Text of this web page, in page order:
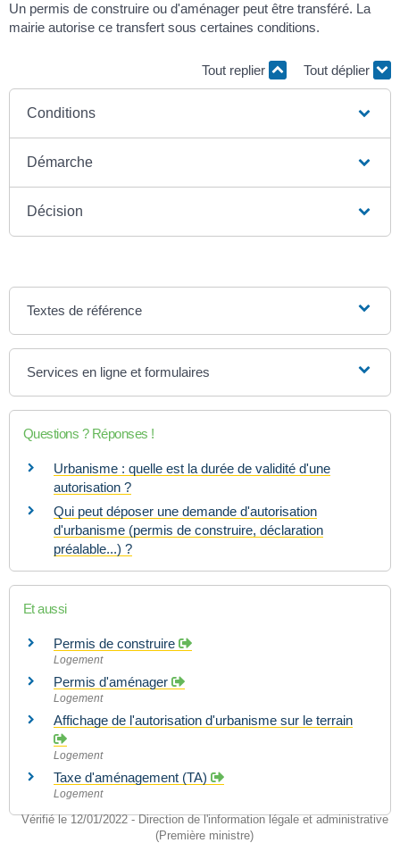
Vérifié le 12/01/2022 - Direction de l'information légale et administrative
(Première ministre)
Un permis de construire ou d'aménager peut être transféré. La
mairie autorise ce transfert sous certaines conditions.
Tout replier Tout déplier
Conditions
Démarche
Décision
Textes de référence
Services en ligne et formulaires
Questions ? Réponses !
Urbanisme : quelle est la durée de validité d'une
autorisation ?
Qui peut déposer une demande d'autorisation
d'urbanisme (permis de construire, déclaration
préalable...) ?
Et aussi
Permis de construire
Logement
Permis d'aménager
Logement
Affichage de l'autorisation d'urbanisme sur le terrain
Logement
Taxe d'aménagement (TA)
Logement